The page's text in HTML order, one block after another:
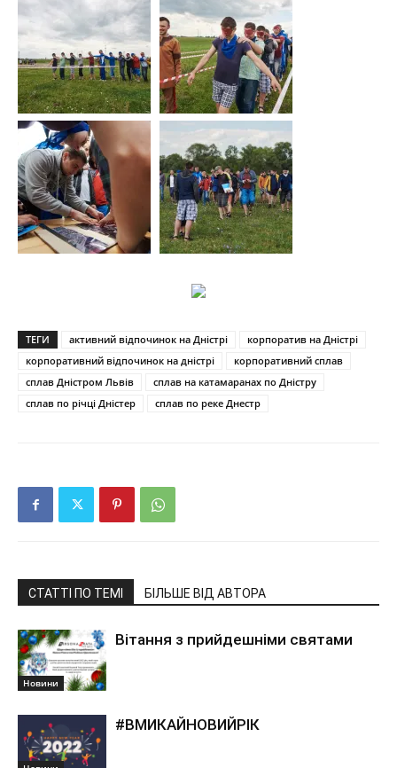
ТЕГИ активний відпочинок на Дністрі
корпоратив на Дністрі
корпоративний відпочинок на дністрі
корпоративний сплав
сплав Дністром Львів
сплав на катамаранах по Дністру
сплав по річці Дністер
сплав по реке Днестр
СТАТТІ ПО ТЕМІ БІЛЬШЕ ВІД АВТОРА
Новини
Вітання з прийдешніми святами
#ВМИКАЙНОВИЙРІК